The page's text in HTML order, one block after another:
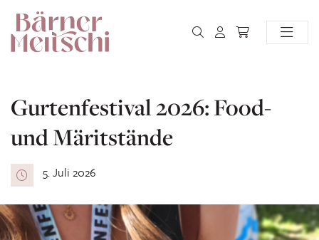
Gurtenfestival 2026: Food-
und Märitstände
5. Juli 2026